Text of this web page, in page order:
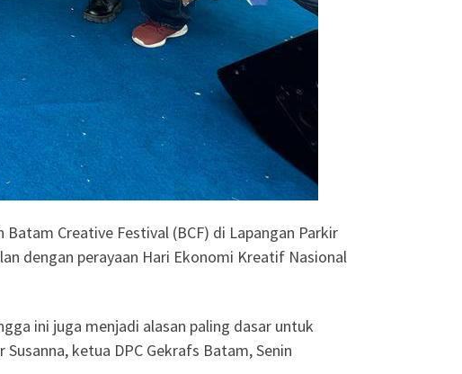
Creative Festival (BCF) di Lapangan Parkir
dengan perayaan Hari Ekonomi Kreatif Nasional
ini juga menjadi alasan paling dasar untuk
ketua DPC Gekrafs Batam, Senin